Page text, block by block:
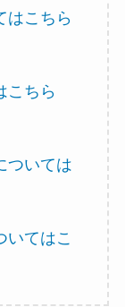
はこちら
こちら
ついては
いてはこ